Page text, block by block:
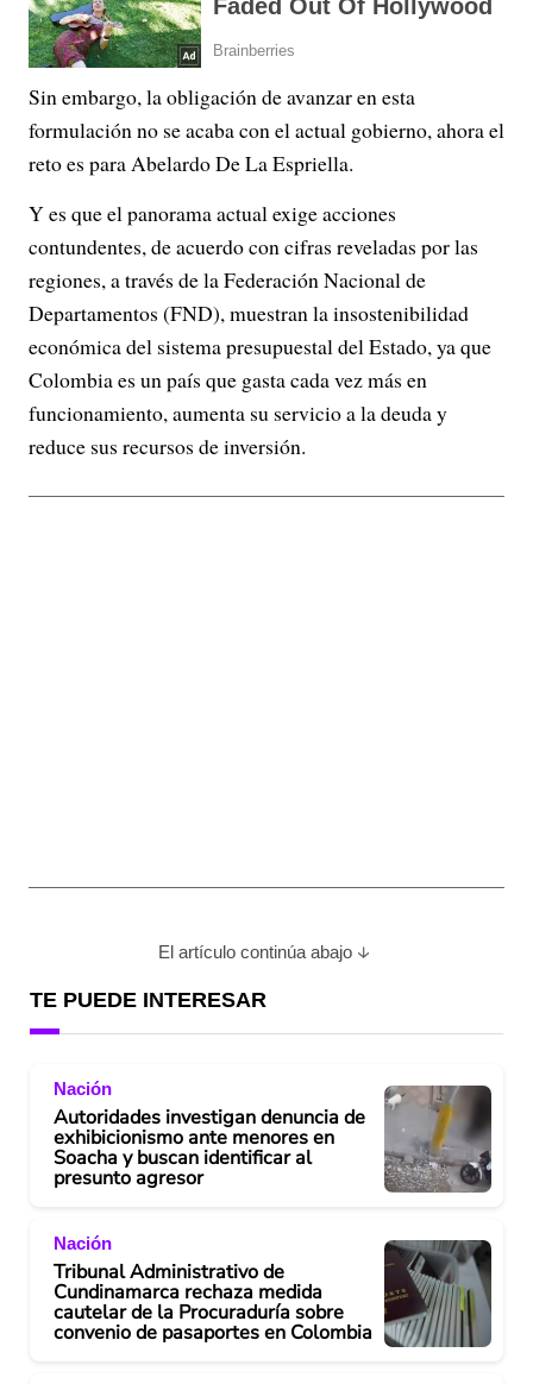
Sin embargo, la obligación de avanzar en esta
formulación no se acaba con el actual gobierno, ahora el
reto es para Abelardo De La Espriella.
Y es que el panorama actual exige acciones
contundentes, de acuerdo con cifras reveladas por las
regiones, a través de la Federación Nacional de
Departamentos (FND), muestran la insostenibilidad
económica del sistema presupuestal del Estado, ya que
Colombia es un país que gasta cada vez más en
funcionamiento, aumenta su servicio a la deuda y
reduce sus recursos de inversión.
El artículo continúa abajo
TE PUEDE INTERESAR
Nación
Autoridades investigan denuncia de
exhibicionismo ante menores en
Soacha y buscan identificar al
presunto agresor
Nación
Tribunal Administrativo de
Cundinamarca rechaza medida
cautelar de la Procuraduría sobre
convenio de pasaportes en Colombia